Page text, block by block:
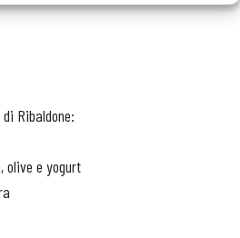
Ribaldone:
olive e yogurt